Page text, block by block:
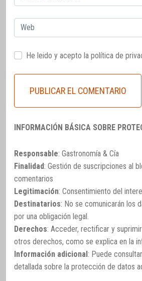
electrónico
Web
He leido y acepto la política de
INFORMACIÓN BÁSICA SOBRE
Responsable: Gastronomía & Cía
Finalidad: Gestión de suscripciones al
comentarios
Legitimación: Consentimiento del
Destinatarios: No se comunicarán los
por una obligación legal.
Derechos: Acceder, rectificar y
otros derechos, como se explica en la
Información adicional: Puede
detallada sobre la protección de datos